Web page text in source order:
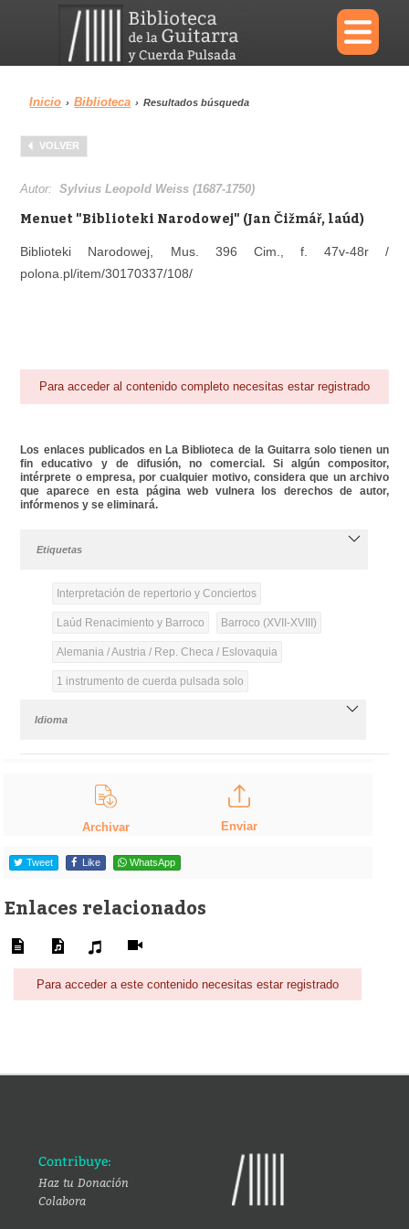
×
Menu
Biblioteca
Área personal
Inicio › Biblioteca › Resultados búsqueda
VOLVER
Autor:Sylvius Leopold Weiss (1687-1750)
Menuet "Biblioteki Narodowej" (Jan Čižmář, laúd)
Biblioteki Narodowej, Mus. 396 Cim., f. 47v-48r /
polona.pl/item/30170337/108/
Para acceder al contenido completo necesitas estar registrado
Los enlaces publicados en La Biblioteca de la Guitarra solo tienen un
fin educativo y de difusión, no comercial. Si algún compositor,
intérprete o empresa, por cualquier motivo, considera que un archivo
que aparece en esta página web vulnera los derechos de autor,
infórmenos y se eliminará.
Etiquetas
Interpretación de repertorio y Conciertos
Laúd Renacimiento y Barroco Barroco (XVII-XVIII)
Alemania / Austria / Rep. Checa / Eslovaquia
1 instrumento de cuerda pulsada solo
Idioma
Archivar Enviar
Tweet Like WhatsApp
Enlaces relacionados
Para acceder a este contenido necesitas estar registrado
Contribuye:
Haz tu Donación
Colabora